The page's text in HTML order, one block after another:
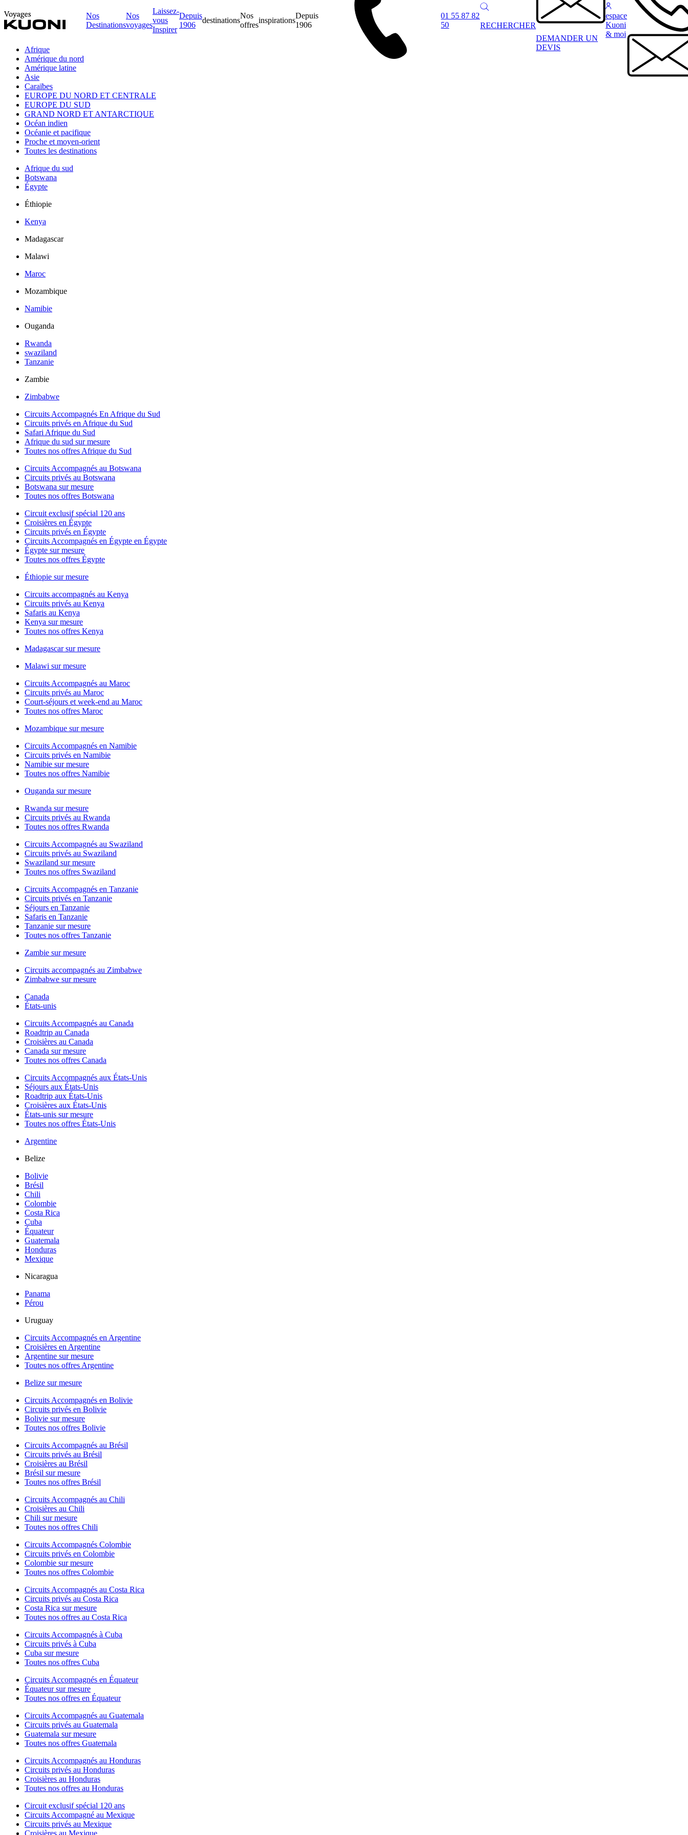
Nos
Destinations
Nos
voyages
Laissez-
vous
Inspirer
Depuis
1906
destinations
Nos
offres
inspirations
Depuis
1906
01 55 87 82
50
RECHERCHER
DEMANDER UN
DEVIS
espace
Kuoni
& moi
Afrique
Amérique du nord
Amérique latine
Asie
Caraïbes
EUROPE DU NORD ET CENTRALE
EUROPE DU SUD
GRAND NORD ET ANTARCTIQUE
Océan indien
Océanie et pacifique
Proche et moyen-orient
Toutes les destinations
Afrique du sud
Botswana
Égypte
Éthiopie
Kenya
Madagascar
Malawi
Maroc
Mozambique
Namibie
Ouganda
Rwanda
swaziland
Tanzanie
Zambie
Zimbabwe
Circuits Accompagnés En Afrique du Sud
Circuits privés en Afrique du Sud
Safari Afrique du Sud
Afrique du sud sur mesure
Toutes nos offres Afrique du Sud
Circuits Accompagnés au Botswana
Circuits privés au Botswana
Botswana sur mesure
Toutes nos offres Botswana
Circuit exclusif spécial 120 ans
Croisières en Égypte
Circuits privés en Égypte
Circuits Accompagnés en Égypte en Égypte
Égypte sur mesure
Toutes nos offres Égypte
Éthiopie sur mesure
Circuits accompagnés au Kenya
Circuits privés au Kenya
Safaris au Kenya
Kenya sur mesure
Toutes nos offres Kenya
Madagascar sur mesure
Malawi sur mesure
Circuits Accompagnés au Maroc
Circuits privés au Maroc
Court-séjours et week-end au Maroc
Toutes nos offres Maroc
Mozambique sur mesure
Circuits Accompagnés en Namibie
Circuits privés en Namibie
Namibie sur mesure
Toutes nos offres Namibie
Ouganda sur mesure
Rwanda sur mesure
Circuits privés au Rwanda
Toutes nos offres Rwanda
Circuits Accompagnés au Swaziland
Circuits privés au Swaziland
Swaziland sur mesure
Toutes nos offres Swaziland
Circuits Accompagnés en Tanzanie
Circuits privés en Tanzanie
Séjours en Tanzanie
Safaris en Tanzanie
Tanzanie sur mesure
Toutes nos offres Tanzanie
Zambie sur mesure
Circuits accompagnés au Zimbabwe
Zimbabwe sur mesure
Canada
États-unis
Circuits Accompagnés au Canada
Roadtrip au Canada
Croisières au Canada
Canada sur mesure
Toutes nos offres Canada
Circuits Accompagnés aux États-Unis
Séjours aux États-Unis
Roadtrip aux États-Unis
Croisières aux États-Unis
États-unis sur mesure
Toutes nos offres États-Unis
Argentine
Belize
Bolivie
Brésil
Chili
Colombie
Costa Rica
Cuba
Équateur
Guatemala
Honduras
Mexique
Nicaragua
Panama
Pérou
Uruguay
Circuits Accompagnés en Argentine
Croisières en Argentine
Argentine sur mesure
Toutes nos offres Argentine
Belize sur mesure
Circuits Accompagnés en Bolivie
Circuits privés en Bolivie
Bolivie sur mesure
Toutes nos offres Bolivie
Circuits Accompagnés au Brésil
Circuits privés au Brésil
Croisières au Brésil
Brésil sur mesure
Toutes nos offres Brésil
Circuits Accompagnés au Chili
Croisières au Chili
Chili sur mesure
Toutes nos offres Chili
Circuits Accompagnés Colombie
Circuits privés en Colombie
Colombie sur mesure
Toutes nos offres Colombie
Circuits Accompagnés au Costa Rica
Circuits privés au Costa Rica
Costa Rica sur mesure
Toutes nos offres au Costa Rica
Circuits Accompagnés à Cuba
Circuits privés à Cuba
Cuba sur mesure
Toutes nos offres Cuba
Circuits Accompagnés en Équateur
Équateur sur mesure
Toutes nos offres en Équateur
Circuits Accompagnés au Guatemala
Circuits privés au Guatemala
Guatemala sur mesure
Toutes nos offres Guatemala
Circuits Accompagnés au Honduras
Circuits privés au Honduras
Croisières au Honduras
Toutes nos offres au Honduras
Circuit exclusif spécial 120 ans
Circuits Accompagné au Mexique
Circuits privés au Mexique
Croisières au Mexique